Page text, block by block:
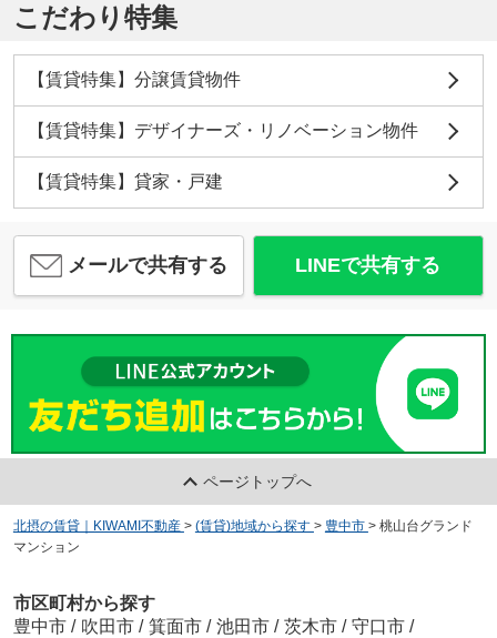
こだわり特集
【賃貸特集】分譲賃貸物件
【賃貸特集】デザイナーズ・リノベーション物件
【賃貸特集】貸家・戸建
メールで共有する LINEで共有する
ページトップへ
北摂の賃貸｜KIWAMI不動産 > (賃貸)地域から探す > 豊中市 > 桃山台グランド
マンション
市区町村から探す
豊中市 / 吹田市 / 箕面市 / 池田市 / 茨木市 / 守口市 /